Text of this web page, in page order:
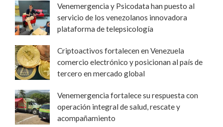
Venemergencia y Psicodata han puesto al
servicio de los venezolanos innovadora
plataforma de telepsicología
Criptoactivos fortalecen en Venezuela
comercio electrónico y posicionan al país de
tercero en mercado global
Venemergencia fortalece su respuesta con
operación integral de salud, rescate y
acompañamiento